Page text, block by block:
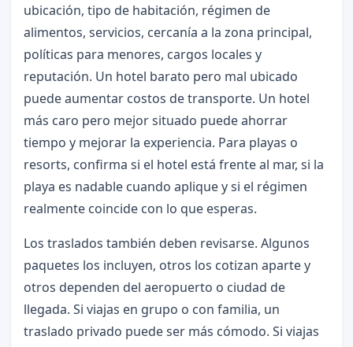
ubicación, tipo de habitación, régimen de
alimentos, servicios, cercanía a la zona principal,
políticas para menores, cargos locales y
reputación. Un hotel barato pero mal ubicado
puede aumentar costos de transporte. Un hotel
más caro pero mejor situado puede ahorrar
tiempo y mejorar la experiencia. Para playas o
resorts, confirma si el hotel está frente al mar, si la
playa es nadable cuando aplique y si el régimen
realmente coincide con lo que esperas.
Los traslados también deben revisarse. Algunos
paquetes los incluyen, otros los cotizan aparte y
otros dependen del aeropuerto o ciudad de
llegada. Si viajas en grupo o con familia, un
traslado privado puede ser más cómodo. Si viajas